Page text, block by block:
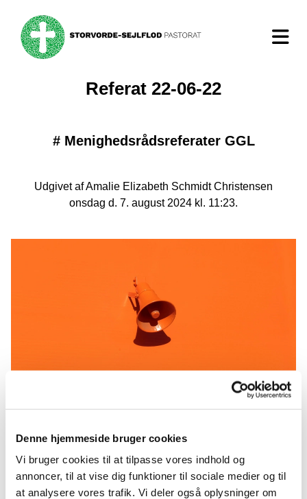
Denne hjemmeside bruger cookies
Vi bruger cookies til at tilpasse vores indhold og
annoncer, til at vise dig funktioner til sociale medier og til
at analysere vores trafik. Vi deler også oplysninger om
Referat 22-06-22
# Menighedsrådsreferater GGL
Udgivet af Amalie Elizabeth Schmidt Christensen
onsdag d. 7. august 2024 kl. 11:23.
Referat 22-06-22
https://api2.churchdesk.com/fi...